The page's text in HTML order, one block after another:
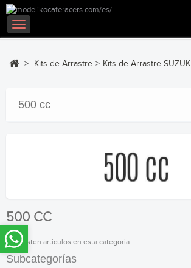
Navegación
Toggle
> Kits de Arrastre > Kits de Arrastre SUZUKI
500 cc
500 CC
No existen articulos en esta categoria
Subcategorías